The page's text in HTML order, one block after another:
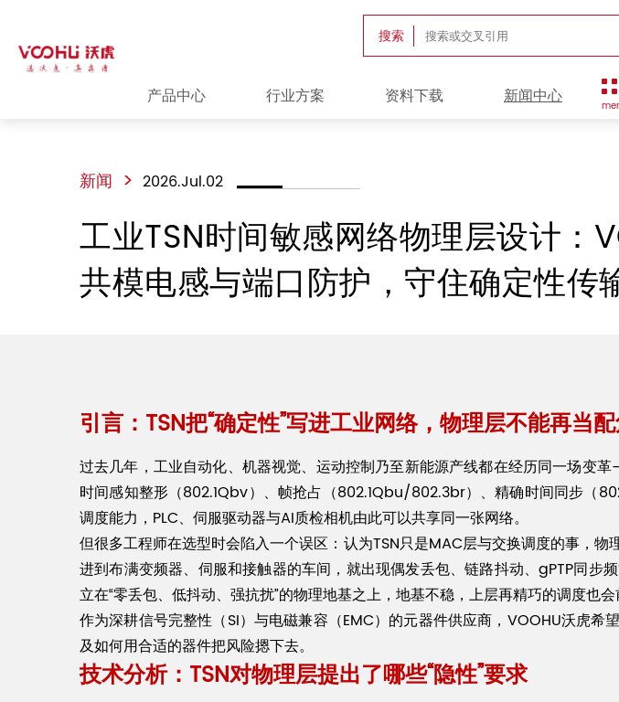
搜索
产品中心 行业方案 资料下载 新闻中心
新闻 > 2026.Jul.02
工业TSN时间敏感网络物理层设计：
共模电感与端口防护，守住确定性传
引言：TSN把“确定性”写进工业网络，物理层不能再当
过去几年，工业自动化、机器视觉、运动控制乃至新能源产线都在经历同一场变
时间感知整形（802.1Qbv）、帧抢占（802.1Qbu/802.3br）、精确时间同步（
调度能力，PLC、伺服驱动器与AI质检相机由此可以共享同一张网络。
但很多工程师在选型时会陷入一个误区：认为TSN只是MAC层与交换调度的事，
进到布满变频器、伺服和接触器的车间，就出现偶发丢包、链路抖动、gPTP同
立在“零丢包、低抖动、强抗扰”的物理地基之上，地基不稳，上层再精巧的调度也会
作为深耕信号完整性（SI）与电磁兼容（EMC）的元器件供应商，VOOHU沃虎
及如何用合适的器件把风险摁下去。
技术分析：TSN对物理层提出了哪些“隐性”要求